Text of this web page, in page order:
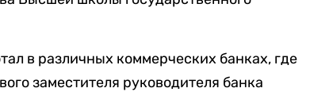
в различных коммерческих банках, где
заместителя руководителя банка